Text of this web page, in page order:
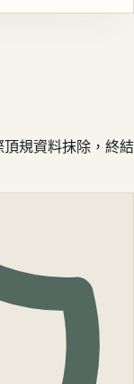
規資料抹除，終結